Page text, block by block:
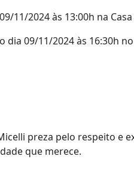
11/2024 às 13:00h na
09/11/2024 às 16:30h
preza pelo respeito e
que merece.